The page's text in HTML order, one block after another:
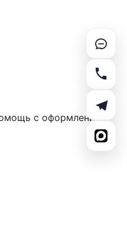
с оформлением